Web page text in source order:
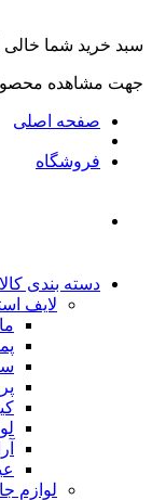
سبد خرید شما
جهت مشاهده
صفحه اصلی
فروشگاه
دسته بندی
لایف
لوازم